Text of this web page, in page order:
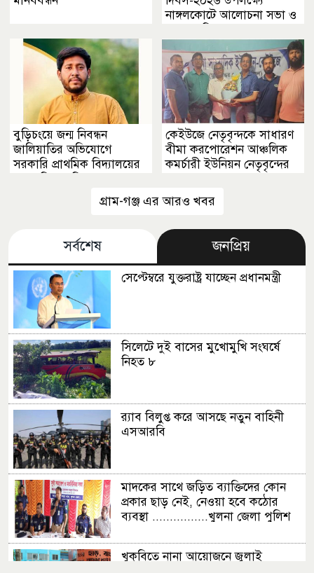
নাঙ্গলকোটে আলোচনা সভা ও
বুড়িচংয়ে জন্ম নিবন্ধন
জালিয়াতির অভিযোগে
সরকারি প্রাথমিক বিদ্যালয়ের
কেইউজে নেতৃবৃন্দকে সাধারণ
বীমা করপোরেশন আঞ্চলিক
কমর্চারী ইউনিয়ন নেতৃবৃন্দের
গ্রাম-গঞ্জ এর আরও খবর
সর্বশেষ জনপ্রিয়
সেপ্টেম্বরে যুক্তরাষ্ট্র যাচ্ছেন প্রধানমন্ত্রী
সিলেটে দুই বাসের মুখোমুখি সংঘর্ষে
নিহত ৮
র‍্যাব বিলুপ্ত করে আসছে নতুন বাহিনী
এসআরবি
মাদকের সাথে জড়িত ব্যাক্তিদের কোন
প্রকার ছাড় নেই, নেওয়া হবে কঠোর
ব্যবস্থা ................খুলনা জেলা পুলিশ
খুকৃবিতে নানা আয়োজনে জুলাই